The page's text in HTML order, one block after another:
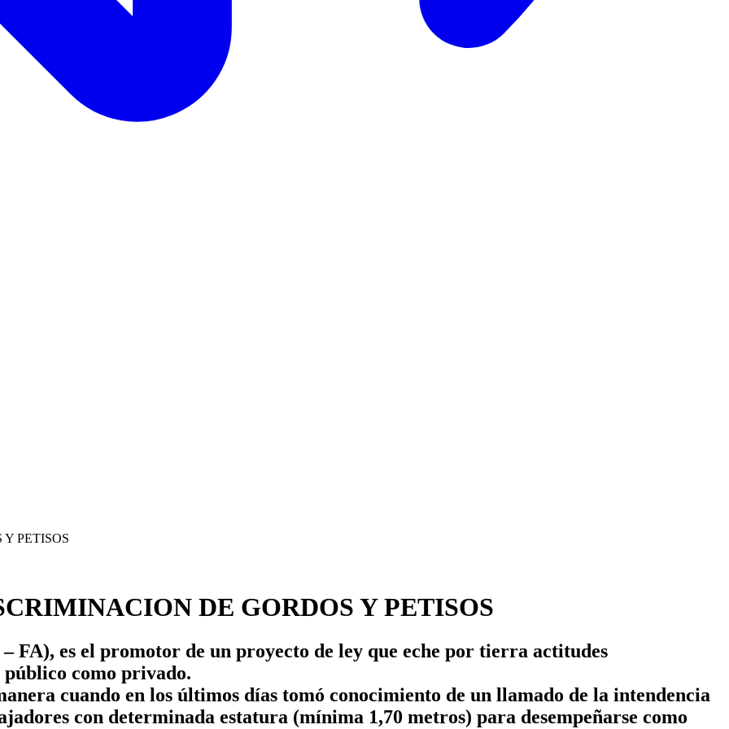
DE GORDOS Y PETISOS
FA), es el promotor de un proyecto de ley que eche por tierra actitudes
como privado.
cuando en los últimos días tomó conocimiento de un llamado de la intendencia
con determinada estatura (mínima 1,70 metros) para desempeñarse como